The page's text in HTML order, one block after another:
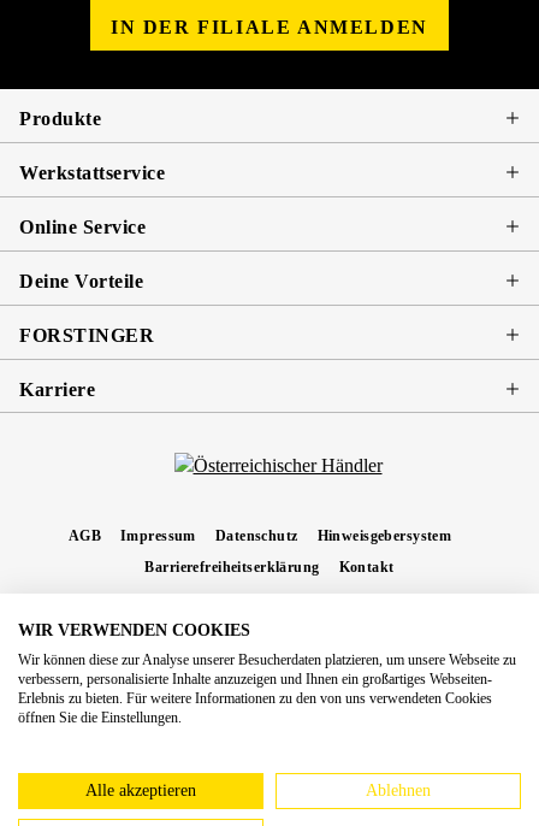
IN DER FILIALE ANMELDEN
Produkte
Werkstattservice
Online Service
Deine Vorteile
FORSTINGER
Karriere
AGB Impressum Datenschutz
Hinweisgebersystem
Barrierefreiheitserklärung
Kontakt
Nachnahmegebühren, wenn nicht anders angegeben.
Copyright 2026 Forstinger Österreich GmbH
Königstetter Straße 128 - 134/OG3, 3430 Tulln
europäschen Online-Streitbeilegungs-Plattform hinzuweisen: webgate.ec.europa.eu/odr
WIR VERWENDEN COOKIES
Wir können diese zur Analyse unserer Besucherdaten platzieren, um unsere Webseite zu
verbessern, personalisierte Inhalte anzuzeigen und Ihnen ein großartiges Webseiten-
Erlebnis zu bieten. Für weitere Informationen zu den von uns verwendeten Cookies
öffnen Sie die Einstellungen.
Alle akzeptieren Ablehnen